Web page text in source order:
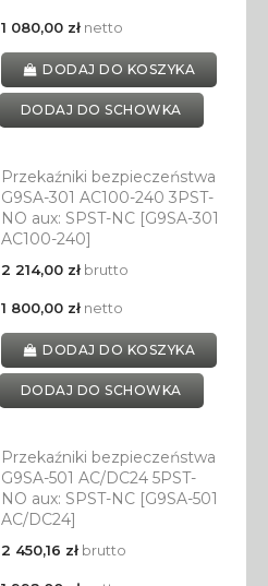
1 080,00 złnetto
DODAJ DO KOSZYKA
DODAJ DO SCHOWKA
Przekaźniki bezpieczeństwa
G9SA-301 AC100-240 3PST-
NO aux: SPST-NC [G9SA-301
AC100-240]
2 214,00 złbrutto
1 800,00 złnetto
DODAJ DO KOSZYKA
DODAJ DO SCHOWKA
Przekaźniki bezpieczeństwa
G9SA-501 AC/DC24 5PST-
NO aux: SPST-NC [G9SA-501
AC/DC24]
2 450,16 złbrutto